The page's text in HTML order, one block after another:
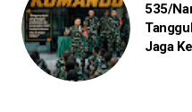
535/
Jaga